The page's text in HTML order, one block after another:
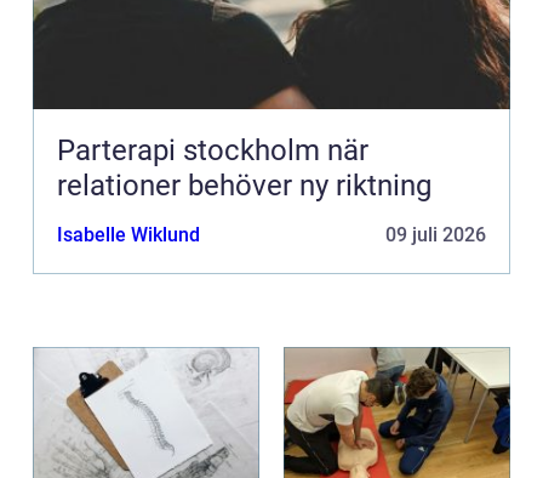
Parterapi stockholm när
relationer behöver ny riktning
Isabelle Wiklund 09 juli 2026